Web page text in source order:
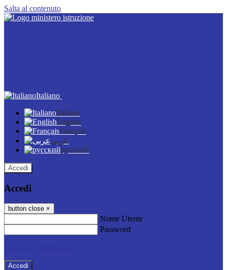
Salta al contenuto
Italiano
Italiano
English
Français
عربى
русский
Accedi
Accedi
button close ×
Nome Utente
Password